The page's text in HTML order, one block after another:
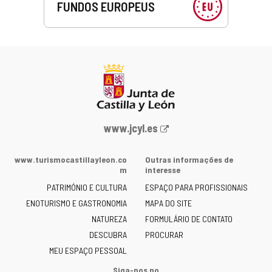
FUNDOS EUROPEUS
Portal
Junta
Castilla
y
León
-
www.jcyl.es
www.turismocastillayleon.co
m
PATRIMÓNIO E CULTURA
ENOTURISMO E GASTRONOMIA
NATUREZA
DESCUBRA
MEU ESPAÇO PESSOAL
Outras informações de
interesse
ESPAÇO PARA PROFISSIONAIS
MAPA DO SITE
FORMULÁRIO DE CONTATO
PROCURAR
Siga-nos no